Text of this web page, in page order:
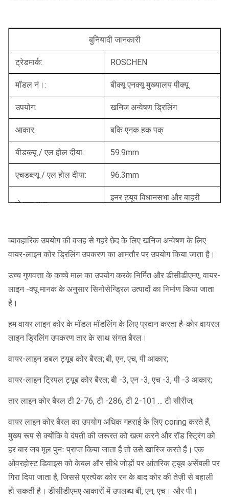
बुनियादी जानकारी
ट्रेडमार्क: ROSCHEN
मॉडल नं।: बीक्यू एनक्यू मुख्यालय पीक्यू
उपयोग: खनिज अन्वेषण ड्रिलिंग
आकार: बकि एनक हक पक्
बीडब्ल्यू / एल होल दीया: 59.9mm
एचडब्ल्यू / एल होल दीया: 96.3mm
से बना हुआ:
इनर ट्यूब विधानसभा और बाहरी
ट्रिपल ट्यूब के लिए
रूपांतरण संभव:
हाँ
परिवहन पैकेज: सिंगापुर पैकेज निर्यात करें
प्रकार: कोर बैरल
लंबाई: 3 एम / 1.55 एम
एनडब्ल्यू / एल होल दीया: 75.7mm
पीडब्लू / एल होल दीया: 122.8mm
मानक: डीसीडीएमए थ्रेड
विशिष्टता: बीक्यू एनक्यू मुख्यालय पीक्यू
एचएस कोड: 820,719
व्यावहारिक उपयोग की वजह से गहरे छेद के लिए खनिज अन्वेषण के लिए
वायर-लाइन कोर ड्रिलिंग उपकरण का आमतौर पर उपयोग किया जाता है।
उच्च गुणवत्ता के कच्चे माल का उपयोग करके निर्मित और डीसीडीएमए, वायर-
लाइन -क्यू मानक के अनुसार सिनोसेन्ड्रिल उत्पादों का निर्माण किया जाता
है।
हम वायर लाइन कोर के मॉडल मॉडलिंग के लिए प्रदान करता है-कोर वायरल
लाइन ड्रिलिंग उपकरण तार के साथ संगत बैरल।
वायर-लाइन डबल ट्यूब कोर बैरल;बी, एन, एच, पी आकार;
वायर-लाइन ट्रिपल ट्यूब कोर बैरल;बी -3, एन -3, एच -3, पी -3 आकार;
तार लाइन कोर बैरल टी 2-76, टी -286, टी 2-101 ... टी सीरीज;
वायर लाइन कोर बैरल का उपयोग अधिक गहराई के लिए coring करते हैं,
मुख्य रूप से क्योंकि वे दंपती की जरूरत को खत्म करने और रॉड स्ट्रिंग को
हर बार जब मूल पुनः प्राप्त किया जाता है तो उसे खारिज करते हैं। एक
ओवरहोस्ट डिवाइस को केबल और सीधे जोड़ों पर आंतरिक ट्यूब असेंबली पर
गिरा दिया जाता है, जिससे प्रत्येक कोर रन के बाद कोर की तेज़ी से बहाली
हो सकती है। डीसीडीएमए आकारों में उपलब्ध बी, एन, एच। और पी।